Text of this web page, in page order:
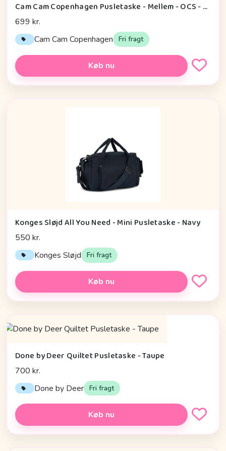
Cam Cam Copenhagen Pusletaske - Mellem - OCS - Charcoal
699 kr.
Cam Cam Copenhagen Fri fragt
Køb nu
Konges Sløjd All You Need - Mini Pusletaske - Navy
550 kr.
Konges Sløjd Fri fragt
Køb nu
Done by Deer Quiltet Pusletaske - Taupe
700 kr.
Done by Deer Fri fragt
Køb nu